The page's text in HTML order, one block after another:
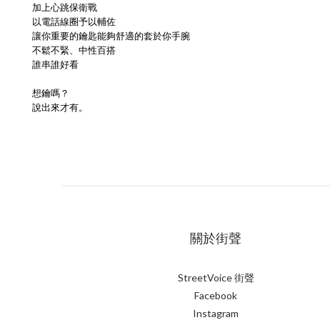
加上心跳保衛戰
以電話線圈予以輔佐
讓你重要的鑰匙能夠舒適的套於你手腕
不鬆不緊、中性百搭
誰串誰好看
想鑰嗎？
說出來才有。
關於街聲
StreetVoice 街聲
Facebook
Instagram